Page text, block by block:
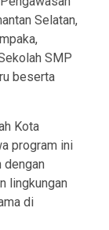
Selatan,
SMP
beserta
Kota
program ini
dengan
lingkungan
di